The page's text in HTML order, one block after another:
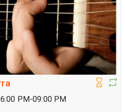
PM-09:00 PM